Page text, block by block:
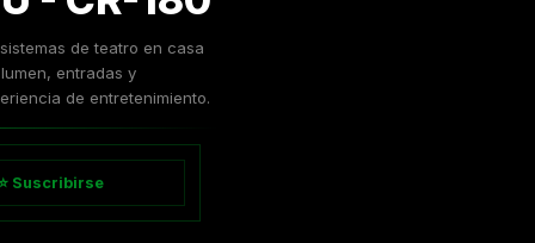
de teatro en casa
entradas y
de entretenimiento.
Suscribirse